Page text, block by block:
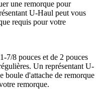
une remorque pour
U-Haul peut vous
requis pour votre
7/8 pouces et de 2 pouces
Un représentant U-
boule d'attache de remorque
remorque.